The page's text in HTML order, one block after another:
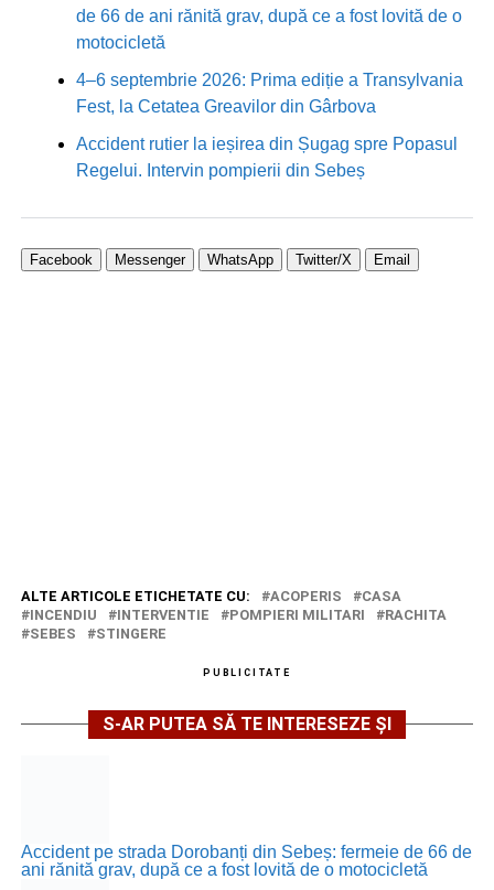
de 66 de ani rănită grav, după ce a fost lovită de o
motocicletă
4–6 septembrie 2026: Prima ediție a Transylvania
Fest, la Cetatea Greavilor din Gârbova
Accident rutier la ieșirea din Șugag spre Popasul
Regelui. Intervin pompierii din Sebeș
Facebook Messenger WhatsApp Twitter/X Email
ALTE ARTICOLE ETICHETATE CU: ACOPERIS
CASA
INCENDIU
INTERVENTIE POMPIERI MILITARI
RACHITA
SEBES
STINGERE
PUBLICITATE
S-AR PUTEA SĂ TE INTERESEZE ȘI
Accident pe strada Dorobanți din Sebeș: fermeie de 66 de
ani rănită grav, după ce a fost lovită de o motocicletă